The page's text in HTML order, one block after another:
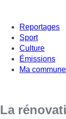
Reportages
Sport
Culture
Émissions
Ma commune
La